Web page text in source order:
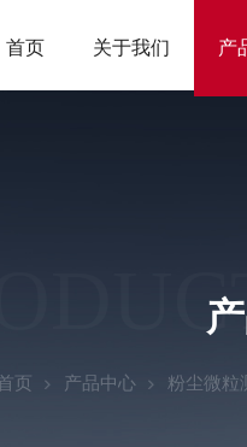
首页 关于我们 产
页 产品中心 粉尘微粒